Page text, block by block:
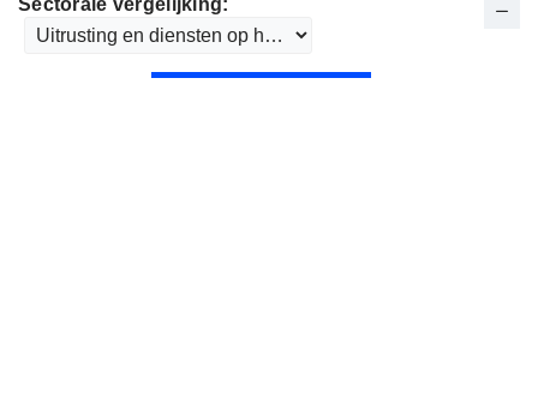
Sectorale vergelijking: